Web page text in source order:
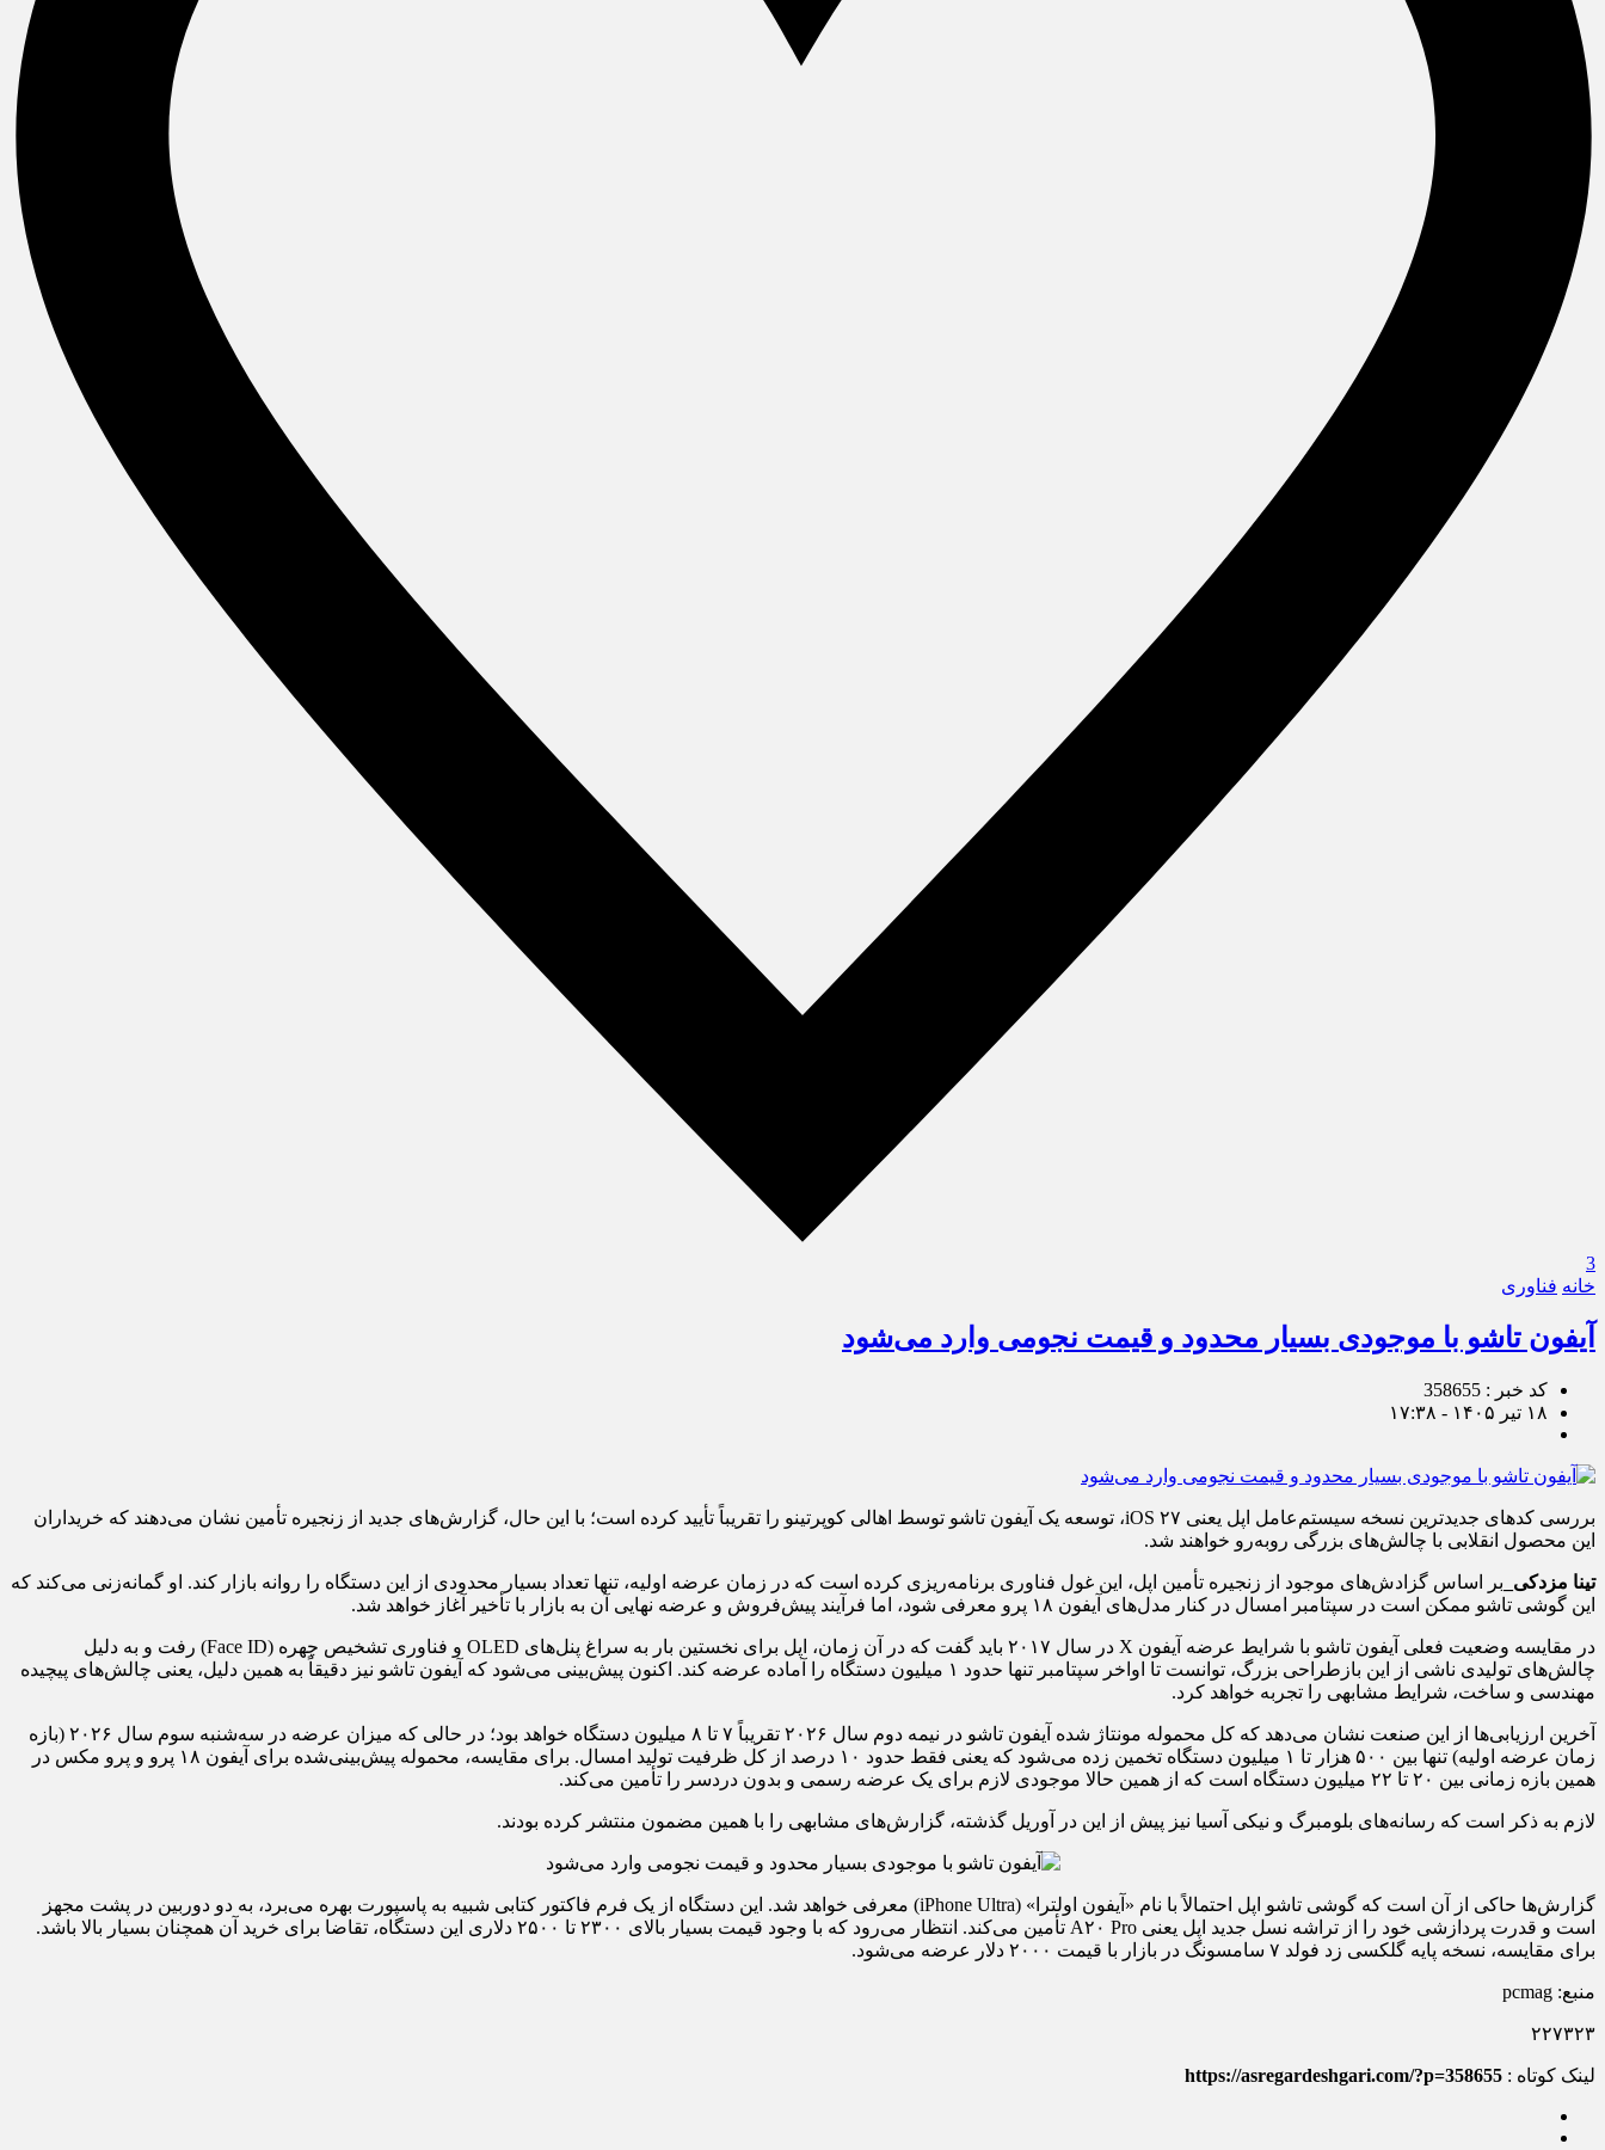
3
خانه فناوری
آیفون تاشو با موجودی بسیار محدود و قیمت نجومی وارد می‌شود
کد خبر : 358655
۱۸ تیر ۱۴۰۵ - ۱۷:۳۸
بررسی کدهای جدیدترین نسخه سیستم‌عامل اپل یعنی iOS ۲۷، توسعه یک آیفون تاشو توسط اهالی کوپرتینو را تقریباً تأیید کرده است؛ با این حال، گزارش‌های جدید از زنجیره تأمین نشان می‌دهند که خریداران
این محصول انقلابی با چالش‌های بزرگی روبه‌رو خواهند شد.
تینا مزدکی_ بر اساس گزادش‌های موجود از زنجیره تأمین اپل، این غول فناوری برنامه‌ریزی کرده است که در زمان عرضه اولیه، تنها تعداد بسیار محدودی از این دستگاه را روانه بازار کند. او گمانه‌زنی می‌کند که
این گوشی تاشو ممکن است در سپتامبر امسال در کنار مدل‌های آیفون ۱۸ پرو معرفی شود، اما فرآیند پیش‌فروش و عرضه نهایی آن به بازار با تأخیر آغاز خواهد شد.
در مقایسه وضعیت فعلی آیفون تاشو با شرایط عرضه آیفون X در سال ۲۰۱۷ باید گفت که در آن زمان، اپل برای نخستین بار به سراغ پنل‌های OLED و فناوری تشخیص چهره (Face ID) رفت و به دلیل
چالش‌های تولیدی ناشی از این بازطراحی بزرگ، توانست تا اواخر سپتامبر تنها حدود ۱ میلیون دستگاه را آماده عرضه کند. اکنون پیش‌بینی می‌شود که آیفون تاشو نیز دقیقاً به همین دلیل، یعنی چالش‌های پیچیده
مهندسی و ساخت، شرایط مشابهی را تجربه خواهد کرد.
آخرین ارزیابی‌ها از این صنعت نشان می‌دهد که کل محموله مونتاژ شده آیفون تاشو در نیمه دوم سال ۲۰۲۶ تقریباً ۷ تا ۸ میلیون دستگاه خواهد بود؛ در حالی که میزان عرضه در سه‌شنبه سوم سال ۲۰۲۶ (بازه
زمان عرضه اولیه) تنها بین ۵۰۰ هزار تا ۱ میلیون دستگاه تخمین زده می‌شود که یعنی فقط حدود ۱۰ درصد از کل ظرفیت تولید امسال. برای مقایسه، محموله پیش‌بینی‌شده برای آیفون ۱۸ پرو و پرو مکس در
همین بازه زمانی بین ۲۰ تا ۲۲ میلیون دستگاه است که از همین حالا موجودی لازم برای یک عرضه رسمی و بدون دردسر را تأمین می‌کند.
لازم به ذکر است که رسانه‌های بلومبرگ و نیکی آسیا نیز پیش از این در آوریل گذشته، گزارش‌های مشابهی را با همین مضمون منتشر کرده بودند.
گزارش‌ها حاکی از آن است که گوشی تاشو اپل احتمالاً با نام «آیفون اولترا» (iPhone Ultra) معرفی خواهد شد. این دستگاه از یک فرم فاکتور کتابی شبیه به پاسپورت بهره می‌برد، به دو دوربین در پشت مجهز
است و قدرت پردازشی خود را از تراشه نسل جدید اپل یعنی A۲۰ Pro تأمین می‌کند. انتظار می‌رود که با وجود قیمت بسیار بالای ۲۳۰۰ تا ۲۵۰۰ دلاری این دستگاه، تقاضا برای خرید آن همچنان بسیار بالا باشد.
برای مقایسه، نسخه پایه گلکسی زد فولد ۷ سامسونگ در بازار با قیمت ۲۰۰۰ دلار عرضه می‌شود.
منبع: pcmag
۲۲۷۳۲۳
لینک کوتاه : https://asregardeshgari.com/?p=358655